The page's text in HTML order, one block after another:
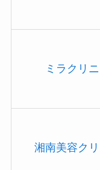
ミラクリ
湘南美容ク